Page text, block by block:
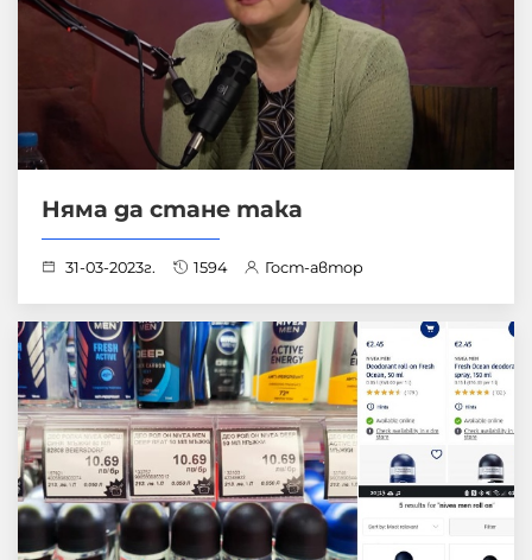
Няма да стане така
31-03-2023г. 1594 Гост-автор